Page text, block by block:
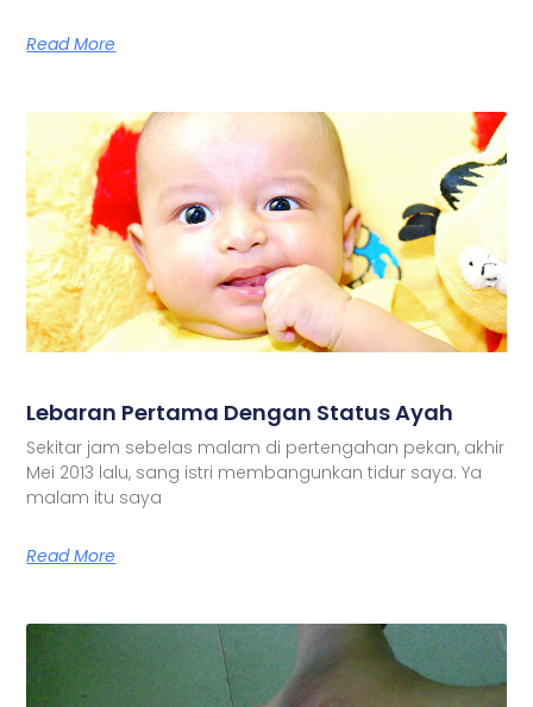
Read More
Lebaran Pertama Dengan Status Ayah
Sekitar jam sebelas malam di pertengahan pekan, akhir
Mei 2013 lalu, sang istri membangunkan tidur saya. Ya
malam itu saya
Read More